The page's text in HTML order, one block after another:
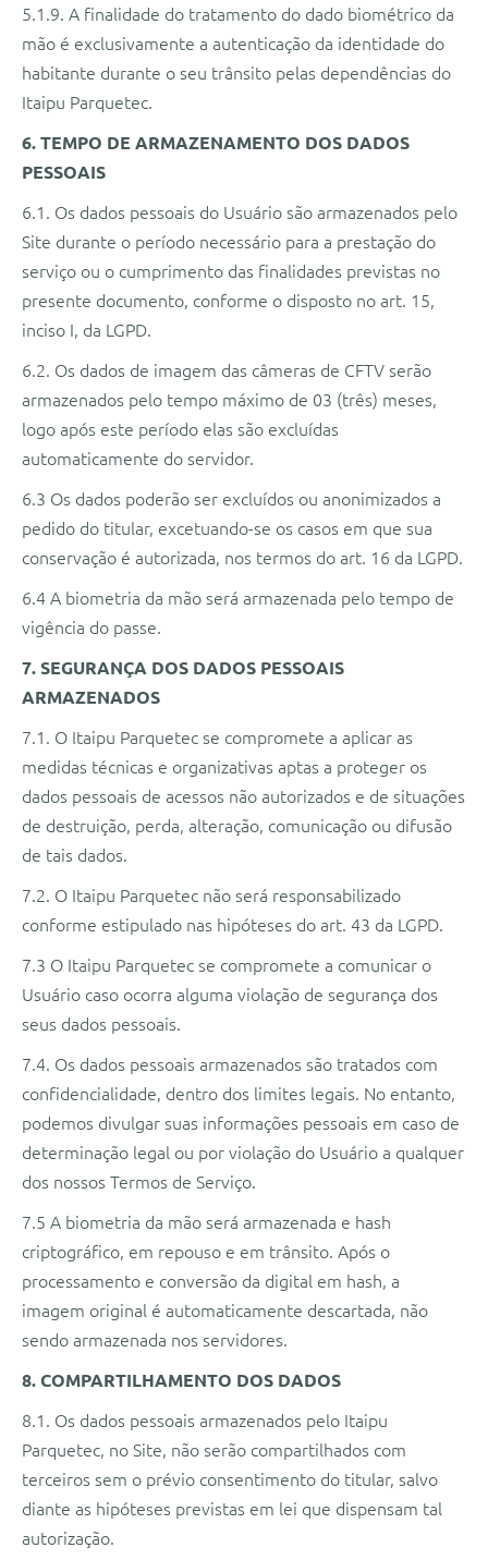
5.1.9. A finalidade do tratamento do dado biométrico da
mão é exclusivamente a autenticação da identidade do
habitante durante o seu trânsito pelas dependências do
Itaipu Parquetec.
6. TEMPO DE ARMAZENAMENTO DOS DADOS
PESSOAIS
6.1. Os dados pessoais do Usuário são armazenados pelo
Site durante o período necessário para a prestação do
serviço ou o cumprimento das finalidades previstas no
presente documento, conforme o disposto no art. 15,
inciso I, da LGPD.
6.2. Os dados de imagem das câmeras de CFTV serão
armazenados pelo tempo máximo de 03 (três) meses,
logo após este período elas são excluídas
automaticamente do servidor.
6.3 Os dados poderão ser excluídos ou anonimizados a
pedido do titular, excetuando-se os casos em que sua
conservação é autorizada, nos termos do art. 16 da LGPD.
6.4 A biometria da mão será armazenada pelo tempo de
vigência do passe.
7. SEGURANÇA DOS DADOS PESSOAIS
ARMAZENADOS
7.1. O Itaipu Parquetec se compromete a aplicar as
medidas técnicas e organizativas aptas a proteger os
dados pessoais de acessos não autorizados e de situações
de destruição, perda, alteração, comunicação ou difusão
de tais dados.
7.2. O Itaipu Parquetec não será responsabilizado
conforme estipulado nas hipóteses do art. 43 da LGPD.
7.3 O Itaipu Parquetec se compromete a comunicar o
Usuário caso ocorra alguma violação de segurança dos
seus dados pessoais.
7.4. Os dados pessoais armazenados são tratados com
confidencialidade, dentro dos limites legais. No entanto,
podemos divulgar suas informações pessoais em caso de
determinação legal ou por violação do Usuário a qualquer
dos nossos Termos de Serviço.
7.5 A biometria da mão será armazenada e hash
criptográfico, em repouso e em trânsito. Após o
processamento e conversão da digital em hash, a
imagem original é automaticamente descartada, não
sendo armazenada nos servidores.
8. COMPARTILHAMENTO DOS DADOS
8.1. Os dados pessoais armazenados pelo Itaipu
Parquetec, no Site, não serão compartilhados com
terceiros sem o prévio consentimento do titular, salvo
diante as hipóteses previstas em lei que dispensam tal
autorização.